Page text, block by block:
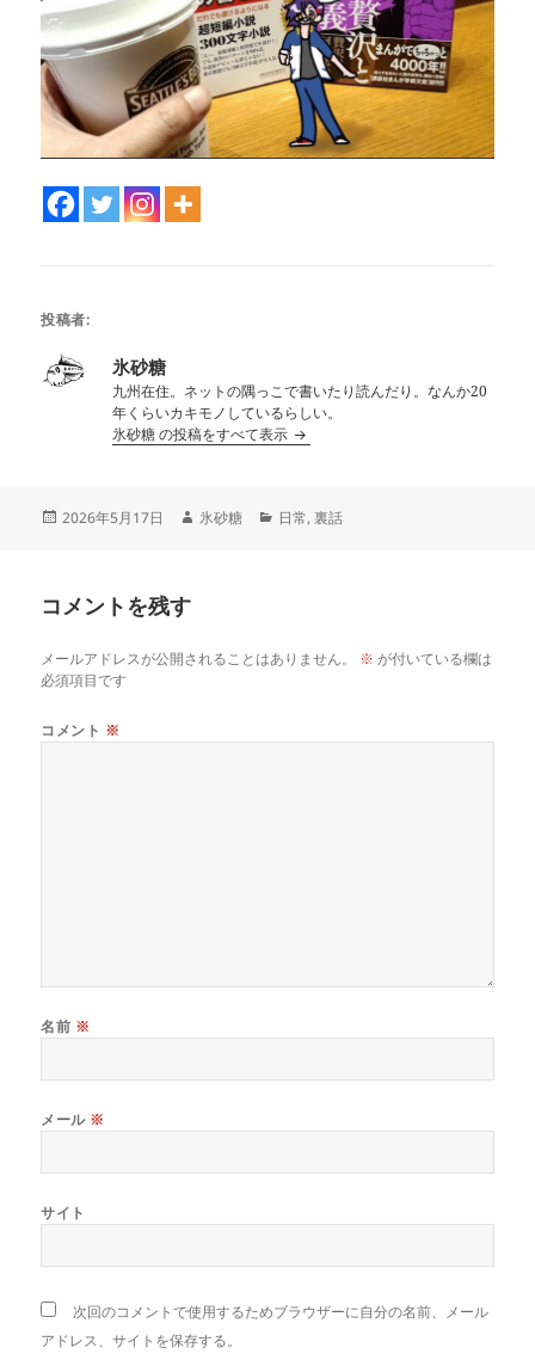
投稿者:
氷砂糖
九州在住。ネットの隅っこで書いたり読んだり。なんか20
年くらいカキモノしているらしい。
氷砂糖 の投稿をすべて表示
投
2026年5月17日
作
氷砂糖
カ
日常,裏話
コメントを残す
メールアドレスが公開されることはありません。 ※ が付いている欄は
必須項目です
コメント ※
名前 ※
メール ※
サイト
次回のコメントで使用するためブラウザーに自分の名前、メール
アドレス、サイトを保存する。